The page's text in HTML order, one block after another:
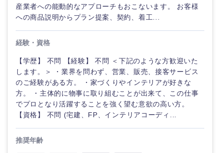
東海地方
岐阜県 静岡県
愛知県 三重県
産業者への能動的なアプローチもおこないます。 お客様
への商品説明からプラン提案、契約、着工...
経験・資格
【学歴】 不問 【経験】 不問 ＜下記のような方歓迎いた
します。＞ ・業界を問わず、営業、販売、接客サービス
のご経験がある方。 ・家づくりやインテリアが好きな
方。 ・主体的に物事に取り組むことが出来て、この仕事
でプロとなり活躍することを強く望む意欲の高い方。
【資格】 不問 (宅建、FP、インテリアコーディ...
推奨年齢